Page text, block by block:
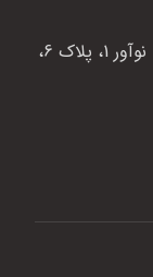
تهران، شهرک صنعتی پرند، خیابان نوآوران، نوآور 1، پلاک 6،